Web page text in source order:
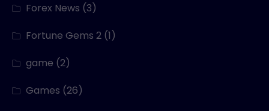
Forex News (3)
Fortune Gems 2 (1)
game (2)
Games (26)